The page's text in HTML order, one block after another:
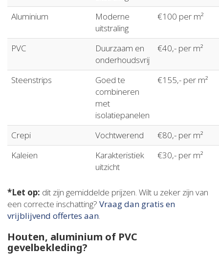
Aluminium
Moderne
uitstraling
€100 per m²
PVC
Duurzaam en
onderhoudsvrij
€40,- per m²
Steenstrips
Goed te
combineren
met
isolatiepanelen
€155,- per m²
Crepi Vochtwerend
€80,- per m²
Kaleien
Karakteristiek
uitzicht
€30,- per m²
*Let op: dit zijn gemiddelde prijzen. Wilt u zeker zijn van
een correcte inschatting? Vraag dan gratis en
vrijblijvend offertes aan.
Houten, aluminium of PVC
gevelbekleding?